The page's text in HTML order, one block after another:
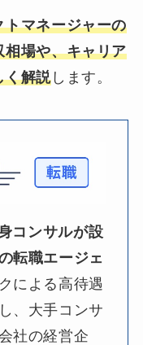
トマネージャーの
相場や、キャリア
く解説します。
コンサルが設
転職エージェ
に​よる​高待遇
、​大手コンサ
社の​経営企